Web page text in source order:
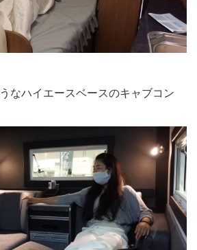
なハイエースベースのキャブコン